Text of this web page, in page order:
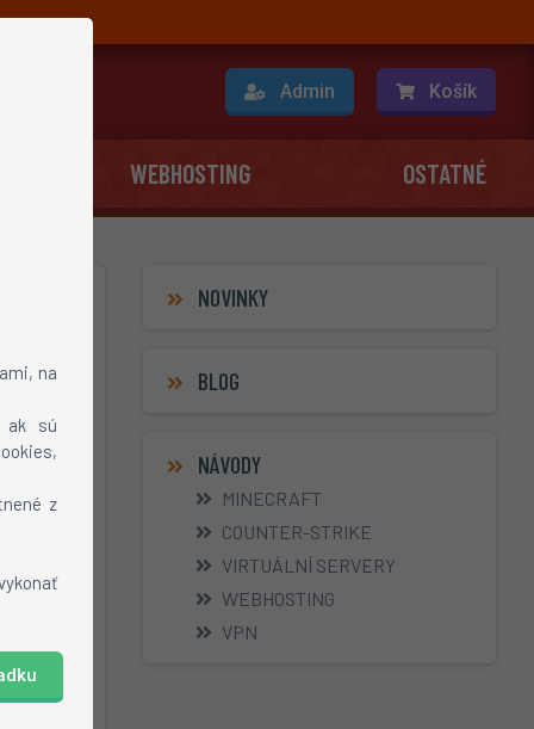
na
ak sú
z
Admin Košík
WEBHOSTING OSTATNÉ
NOVINKY
BLOG
NÁVODY
MINECRAFT
COUNTER-STRIKE
VIRTUÁLNÍ SERVERY
WEBHOSTING
VPN